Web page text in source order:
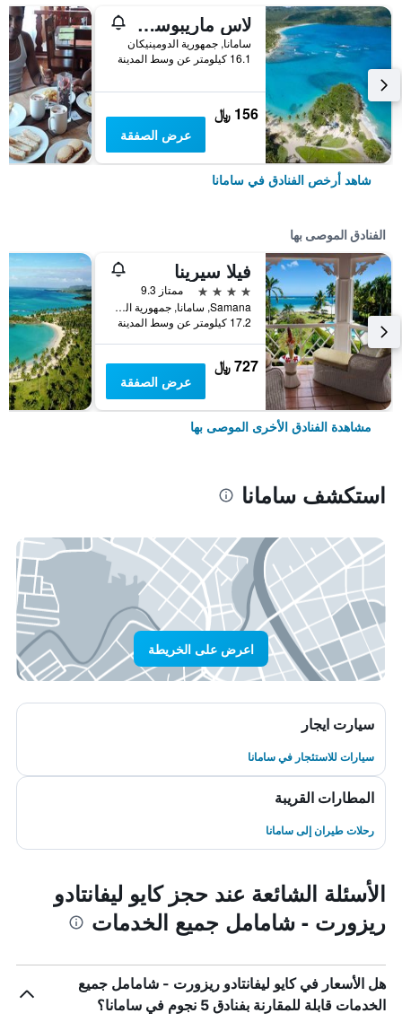
لاس ماريبوساس
سامانا, جمهورية الدومينيكان
16.1 كيلومتر عن وسط المدينة
156 ﷼
عرض الصفقة
شاهد أرخص الفنادق في سامانا
الفنادق الموصى بها
فيلا سيرينا
4 نجوم
ممتاز 9.3
Samana, سامانا, جمهورية الدومينيكان
17.2 كيلومتر عن وسط المدينة
727 ﷼
عرض الصفقة
مشاهدة الفنادق الأخرى الموصى بها
استكشف سامانا
اعرض على الخريطة
سيارت ايجار
سيارات للاستئجار في سامانا
المطارات القريبة
رحلات طيران إلى سامانا
الأسئلة الشائعة عند حجز كايو ليفانتادو
ريزورت - شامامل جميع الخدمات
هل الأسعار في كايو ليفانتادو ريزورت - شامامل جميع
الخدمات قابلة للمقارنة بفنادق 5 نجوم في سامانا؟